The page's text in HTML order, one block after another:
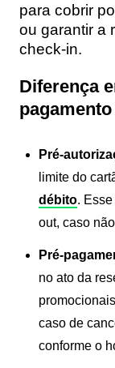
para cobrir
ou garantir a
check-in.
Diferença
pagamento
Pré-
limite do
débito.
out, caso
Pré-
no ato da
caso de
conforme o